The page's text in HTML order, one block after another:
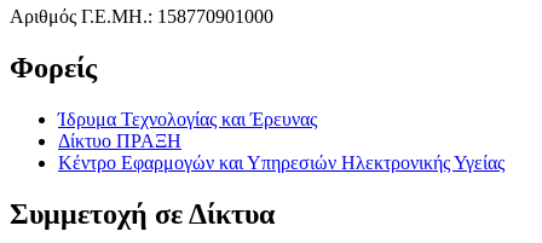
Αριθμός Γ.Ε.ΜΗ.: 158770901000
Φορείς
Ίδρυμα Τεχνολογίας και Έρευνας
Δίκτυο ΠΡΑΞΗ
Κέντρο Εφαρμογών και Υπηρεσιών Ηλεκτρονικής Υγείας
Συμμετοχή σε Δίκτυα